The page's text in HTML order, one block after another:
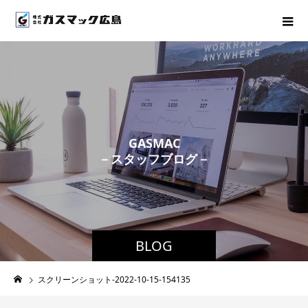
BLOG
GASMAC
－ スタッフブログ－
スクリーンショット-2022-10-15-154135